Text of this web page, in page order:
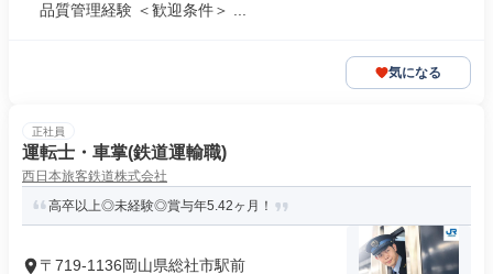
品質管理経験 ＜歓迎条件＞ ...
気になる
正社員
運転士・車掌(鉄道運輸職)
西日本旅客鉄道株式会社
高卒以上◎未経験◎賞与年5.42ヶ月！
〒719-1136岡山県総社市駅前